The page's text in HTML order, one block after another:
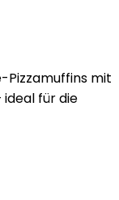
Pizzamuffins mit
ideal für die